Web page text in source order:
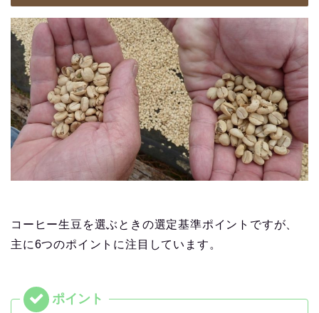
コーヒー生豆を選ぶときの選定基準ポイントですが、
主に6つのポイントに注目しています。